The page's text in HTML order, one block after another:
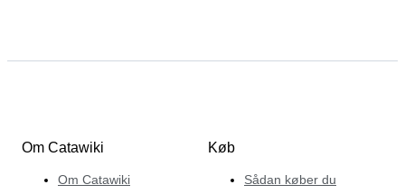
Om Catawiki
Om Catawiki
Køb
Sådan køber du